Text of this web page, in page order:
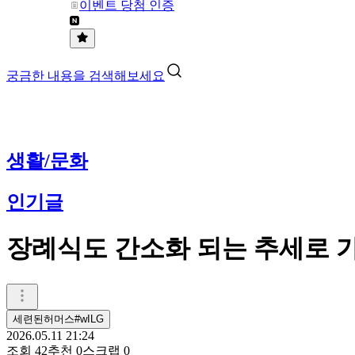
이벤트 당첨 인증
궁금한 내용을 검색해보세요
생활/문화
인기글
장례식도 간소화 되는 추세로
세련된허머스#wILG
2026.05.11 21:24
조회 42추천 0스크랩 0